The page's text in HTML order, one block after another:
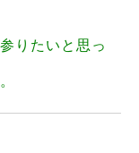
りたいと思っ